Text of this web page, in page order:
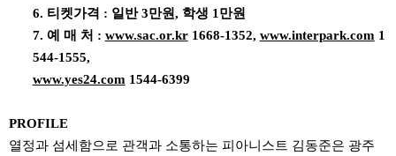
6. 티켓가격 : 일반 3만원, 학생 1만원
7. 예 매 처 : www.sac.or.kr1668-1352, www.interpark.com1
544-1555,
www.yes24.com1544-6399
PROFILE
열정과 섬세함으로 관객과 소통하는 피아니스트 김동준은 광주